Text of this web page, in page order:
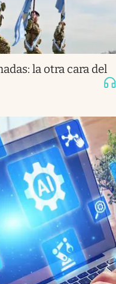
la otra cara del